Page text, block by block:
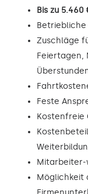
Bis zu
Zuschläge
Feiertagen,
Feste
Kostenfreie
Mitarbeiter-
Möglichkeit